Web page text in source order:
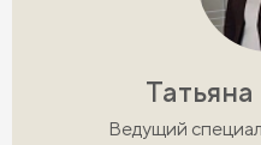
Ведущий